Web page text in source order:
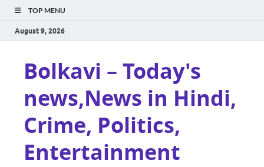
TOP MENU
August 9, 2026
Bolkavi – Today's
news,News in Hindi,
Crime, Politics,
Entertainment